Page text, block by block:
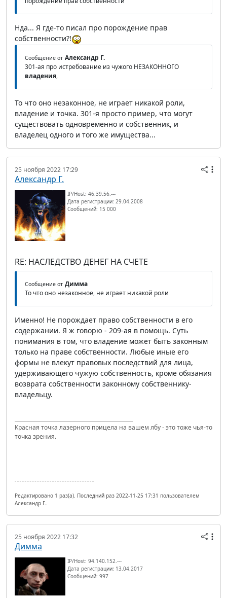
Нда... Я где-то писал про порождение прав
собственности?!
Сообщение от Александр Г.
301-ая про истребование из чужого НЕЗАКОННОГО
владения,
То что оно незаконное, не играет никакой роли,
владение и точка. 301-я просто пример, что могут
существовать одновременно и собственник, и
владелец одного и того же имущества...
25 ноября 2022 17:29
Александр Г.
IP/Host: 46.39.56.---
Дата регистрации: 29.04.2008
Сообщений: 15 000
RE: НАСЛЕДСТВО ДЕНЕГ НА СЧЕТЕ
Сообщение от Димма
То что оно незаконное, не играет никакой роли
Именно! Не порождает право собственности в его
содержании. Я ж говорю - 209-ая в помощь. Суть
понимания в том, что владение может быть законным
только на праве собственности. Любые иные его
формы не влекут правовых последствий для лица,
удерживающего чужую собственность, кроме обязания
возврата собственности законному собственнику-
владельцу.
Красная точка лазерного прицела на вашем лбу - это тоже чья-то
точка зрения.
Редактировано 1 раз(а). Последний раз 2022-11-25 17:31 пользователем
Александр Г..
25 ноября 2022 17:32
Димма
IP/Host: 94.140.152.---
Дата регистрации: 13.04.2017
Сообщений: 997